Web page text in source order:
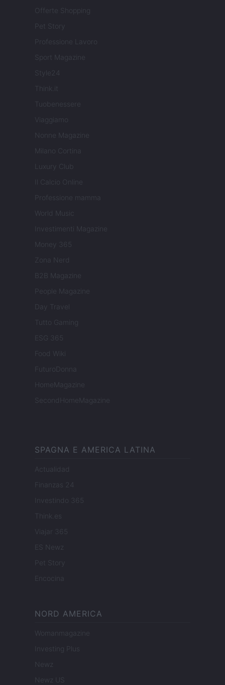
Offerte Shopping
Pet Story
Professione Lavoro
Sport Magazine
Style24
Think.it
Tuobenessere
Viaggiamo
Nonne Magazine
Milano Cortina
Luxury Club
Il Calcio Online
Professione mamma
World Music
Investimenti Magazine
Money 365
Zona Nerd
B2B Magazine
People Magazine
Day Travel
Tutto Gaming
ESG 365
Food Wiki
FuturoDonna
HomeMagazine
SecondHomeMagazine
SPAGNA E AMERICA LATINA
Actualidad
Finanzas 24
Investindo 365
Think.es
Viajar 365
ES Newz
Pet Story
Encocina
NORD AMERICA
Womanmagazine
Investing Plus
Newz
Newz US